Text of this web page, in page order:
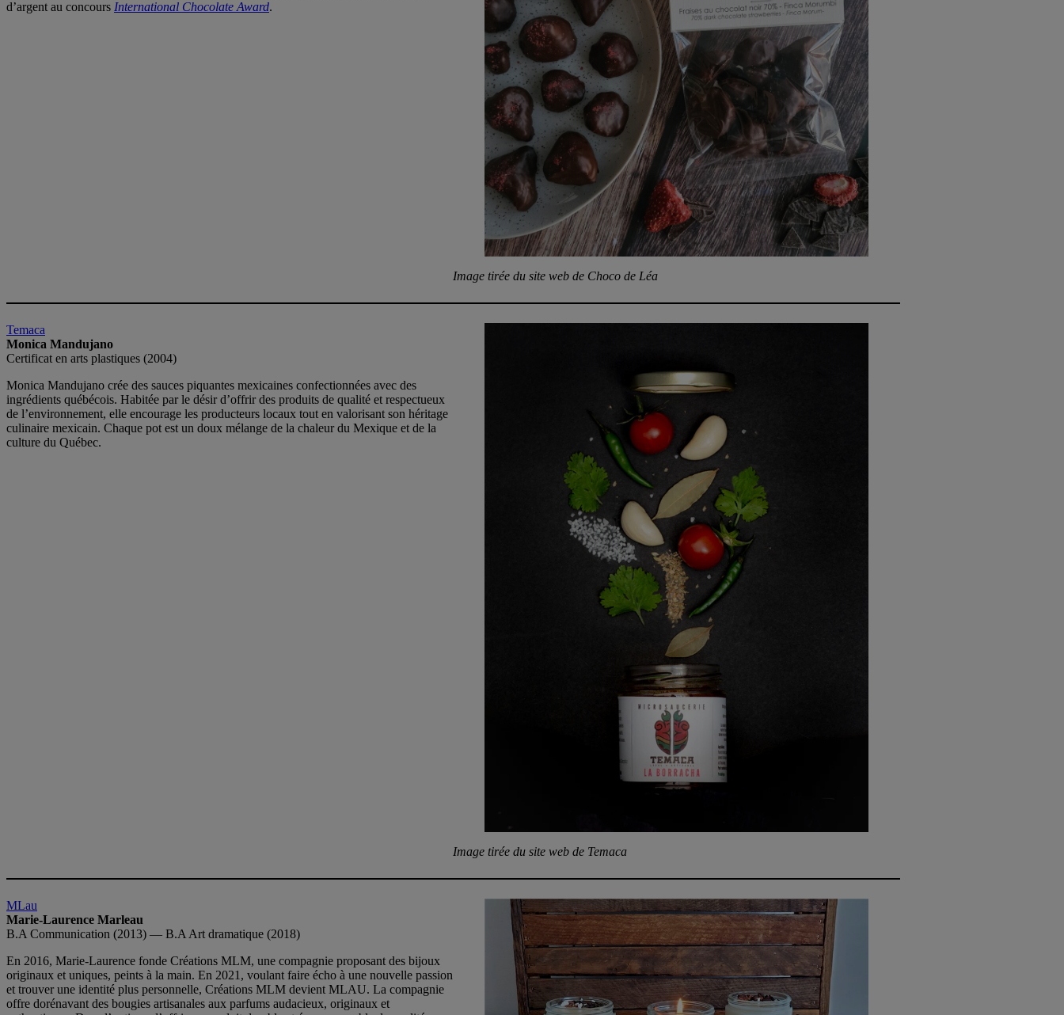
d’argent au concours International Chocolate Award.
Image tirée du site web de Choco de Léa
Temaca
Monica Mandujano
Certificat en arts plastiques (2004)
Monica Mandujano crée des sauces piquantes mexicaines confectionnées avec des
ingrédients québécois. Habitée par le désir d’offrir des produits de qualité et respectueux
de l’environnement, elle encourage les producteurs locaux tout en valorisant son héritage
culinaire mexicain. Chaque pot est un doux mélange de la chaleur du Mexique et de la
culture du Québec.
Image tirée du site web de Temaca
MLau
Marie-Laurence Marleau
B.A Communication (2013) — B.A Art dramatique (2018)
En 2016, Marie-Laurence fonde Créations MLM, une compagnie proposant des bijoux
originaux et uniques, peints à la main. En 2021, voulant faire écho à une nouvelle passion
et trouver une identité plus personnelle, Créations MLM devient MLAU. La compagnie
offre dorénavant des bougies artisanales aux parfums audacieux, originaux et